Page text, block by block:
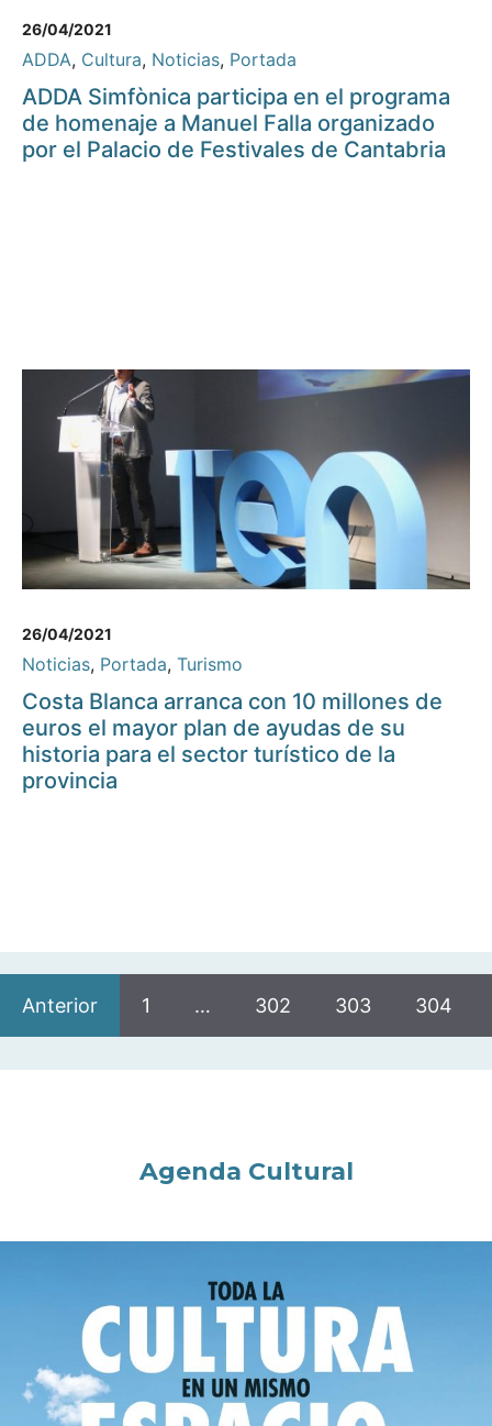
26/04/2021
ADDA, Cultura, Noticias, Portada
ADDA Simfònica participa en el programa
de homenaje a Manuel Falla organizado
por el Palacio de Festivales de Cantabria
26/04/2021
Noticias, Portada, Turismo
Costa Blanca arranca con 10 millones de
euros el mayor plan de ayudas de su
historia para el sector turístico de la
provincia
Anterior 1 … 302 303 304
Agenda Cultural